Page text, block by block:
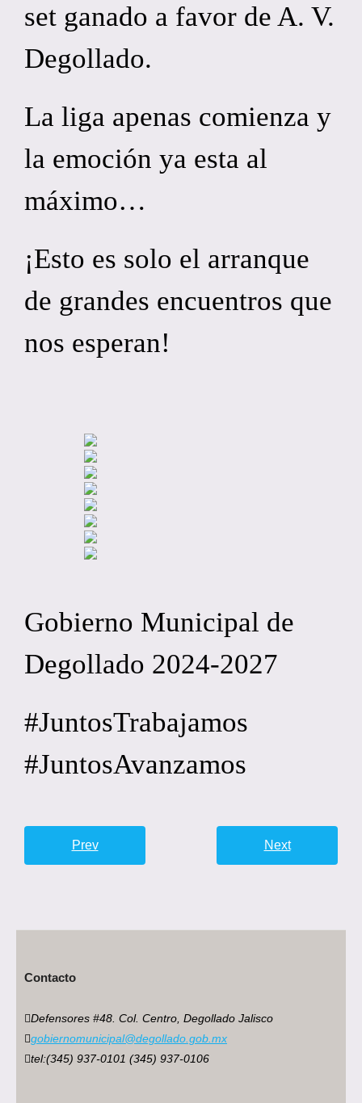
set ganado a favor de A. V.
Degollado.
La liga apenas comienza y
la emoción ya esta al
máximo…
¡Esto es solo el arranque
de grandes encuentros que
nos esperan!
Gobierno Municipal de
Degollado 2024-2027
#JuntosTrabajamos
#JuntosAvanzamos
Prev Next
Contacto
Defensores #48. Col. Centro, Degollado Jalisco
gobiernomunicipal@degollado.gob.mx
tel:(345) 937-0101 (345) 937-0106